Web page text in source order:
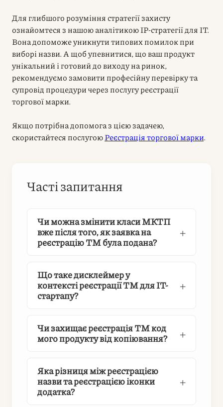
Для глибшого розуміння стратегії захисту
ознайомтеся з нашою аналітикою IP-стратегії для IT.
Вона допоможе уникнути типових помилок при
виборі назви. А щоб упевнитися, що ваш продукт
унікальний і готовий до виходу на ринок,
рекомендуємо замовити професійну перевірку та
супровід процедури через послугу реєстрації
торгової марки.
Якщо потрібна допомога з цією задачею,
скористайтеся послугоюРеєстрація торгової марки.
Часті запитання
Чи можна змінити класи МКТП
вже після того, як заявка на
реєстрацію ТМ була подана?
Що таке дисклеймер у
контексті реєстрації ТМ для IT-
стартапу?
Чи захищає реєстрація ТМ код
мого продукту від копіювання?
Яка різниця між реєстрацією
назви та реєстрацією іконки
додатка?